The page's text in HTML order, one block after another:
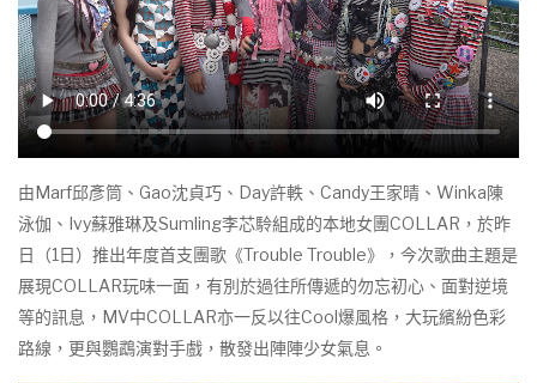
由Marf邱彥筒、Gao沈貞巧、Day許軼、Candy王家晴、Winka陳
泳伽、Ivy蘇雅琳及Sumling李芯駖組成的本地女團COLLAR，於昨
日（1日）推出年度首支團歌《Trouble Trouble》，今次歌曲主題是
展現COLLAR玩味一面，有別於過往所傳遞的勿忘初心、面對逆境
等的訊息，MV中COLLAR亦一反以往Cool爆風格，大玩繽紛色彩
路線，更與鸚鵡演對手戲，散發出陣陣少女氣息。